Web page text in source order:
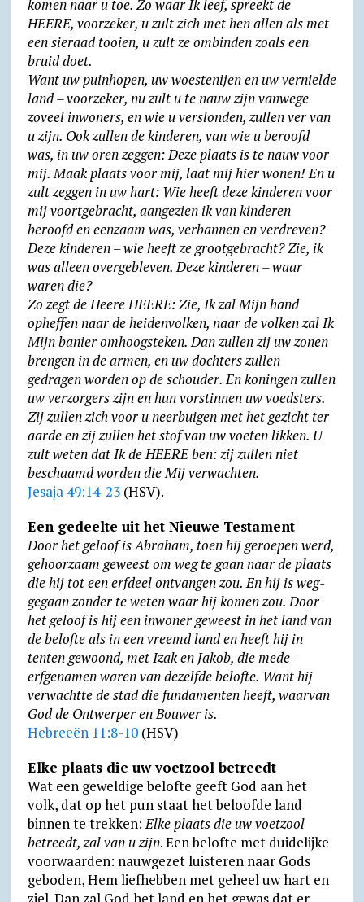
komen naar u toe. Zo waar Ik leef, spreekt de
HEERE, voorzeker, u zult zich met hen allen als met
een sieraad tooien, u zult ze ombinden zoals een
bruid doet.
Want uw puinhopen, uw woeste­nijen en uw vernielde
land – voor­zeker, nu zult u te nauw zijn vanwege
zoveel inwoners, en wie u verslon­den, zullen ver van
u zijn. Ook zullen de kinderen, van wie u beroofd
was, in uw oren zeggen: Deze plaats is te nauw voor
mij. Maak plaats voor mij, laat mij hier wonen! En u
zult zeggen in uw hart: Wie heeft deze kinde­ren voor
mij voort­gebracht, aangezien ik van kinderen
beroofd en eenzaam was, verban­nen en verdre­ven?
Deze kinderen – wie heeft ze groot­gebracht? Zie, ik
was alleen over­gebleven. Deze kinderen – waar
waren die?
Zo zegt de Heere HEERE: Zie, Ik zal Mijn hand
opheffen naar de heiden­volken, naar de volken zal Ik
Mijn banier omhoog­steken. Dan zullen zij uw zonen
brengen in de armen, en uw dochters zullen
gedragen worden op de schouder. En koningen zullen
uw verzor­gers zijn en hun vorstinnen uw voedsters.
Zij zullen zich voor u neer­buigen met het gezicht ter
aarde en zij zullen het stof van uw voeten likken. U
zult weten dat Ik de HEERE ben: zij zullen niet
beschaamd worden die Mij ver­wach­ten.
Jesaja 49:14-23(HSV).
Een gedeelte uit het Nieuwe Testament
Door het geloof is Abraham, toen hij geroepen werd,
gehoor­zaam geweest om weg te gaan naar de plaats
die hij tot een erfdeel ontvangen zou. En hij is weg­
ge­gaan zonder te weten waar hij komen zou. Door
het geloof is hij een inwoner geweest in het land van
de belofte als in een vreemd land en heeft hij in
tenten gewoond, met Izak en Jakob, die mede-
erfgenamen waren van dezelfde belofte. Want hij
verwachtte de stad die funda­men­ten heeft, waarvan
God de Ontwerper en Bouwer is.
Hebreeën 11:8-10(HSV)
Elke plaats die uw voetzool betreedt
Wat een geweldige belofte geeft God aan het
volk, dat op het pun staat het beloofde land
binnen te trekken:Elke plaats die uw voet­zool
betreedt, zal van u zijn. Een belofte met duidelijke
voorwaarden: nauw­gezet luisteren naar Gods
geboden, Hem liefhebben met geheel uw hart en